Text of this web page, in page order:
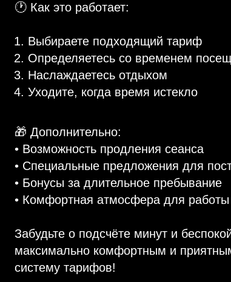
🕐 Как это работает:
Выбираете подходящий тариф
Определяетесь со временем
Наслаждаетесь отдыхом
Уходите, когда время истекло
🎁 Дополнительно:
• Возможность продления сеанса
• Специальные предложения для
• Бонусы за длительное пребывание
• Комфортная атмосфера для
Забудьте о подсчёте минут и
максимально комфортным и
систему тарифов!